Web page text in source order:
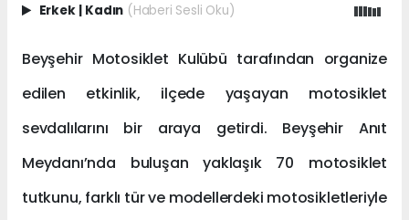
Erkek | Kadın (Haberi Sesli Oku)
Beyşehir Motosiklet Kulübü tarafından organize
edilen etkinlik, ilçede yaşayan motosiklet
sevdalılarını bir araya getirdi. Beyşehir Anıt
Meydanı’nda buluşan yaklaşık 70 motosiklet
tutkunu, farklı tür ve modellerdeki motosikletleriyle